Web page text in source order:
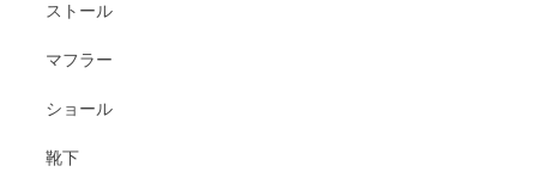
ストール
マフラー
ショール
靴下